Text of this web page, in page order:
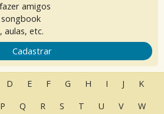
amigos
etc.
Cadastrar
D E F G H I J
K
P Q R S T U V W